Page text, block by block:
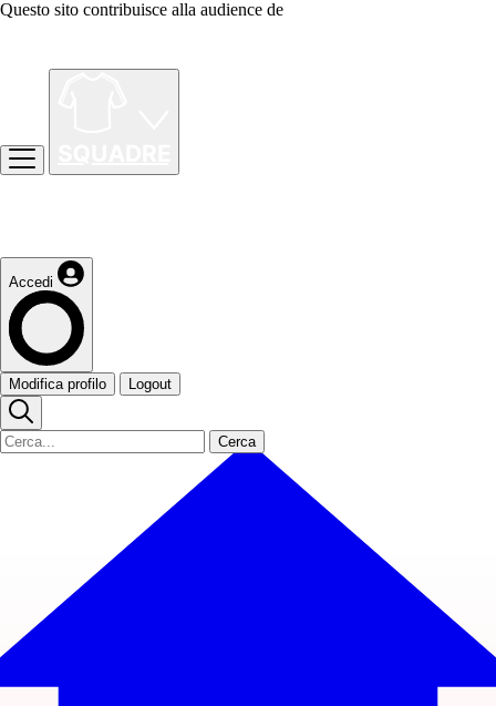
Questo sito contribuisce alla audience de
Accedi
Modifica profilo Logout
Cerca